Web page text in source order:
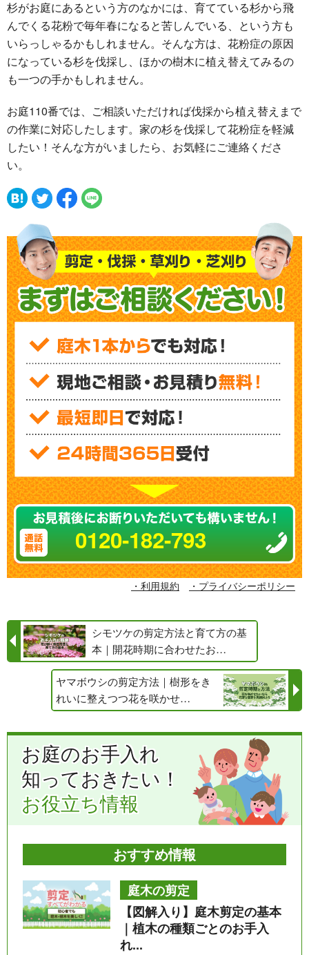
杉がお庭にあるという方のなかには、育てている杉から飛
んでくる花粉で毎年春になると苦しんでいる、という方も
いらっしゃるかもしれません。そんな方は、花粉症の原因
になっている杉を伐採し、ほかの樹木に植え替えてみるの
も一つの手かもしれません。
お庭110番では、ご相談いただければ伐採から植え替えまで
の作業に対応したします。家の杉を伐採して花粉症を軽減
したい！そんな方がいましたら、お気軽にご連絡くださ
い。
0120-182-793
・利用規約 ・プライバシーポリシー
シモツケの剪定方法と育て方の基
本｜開花時期に合わせたお…
ヤマボウシの剪定方法｜樹形をき
れいに整えつつ花を咲かせ…
お庭のお手入れ
知っておきたい！
お役立ち情報
おすすめ情報
庭木の剪定
【図解入り】庭木剪定の基本
｜植木の種類ごとのお手入
れ...